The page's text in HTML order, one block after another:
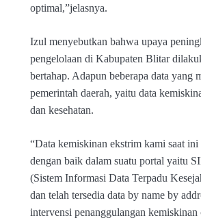
optimal,”jelasnya.
Izul menyebutkan bahwa upaya
pengelolaan di Kabupaten Blitar
bertahap. Adapun beberapa data yang
pemerintah daerah, yaitu data
dan kesehatan.
“Data kemiskinan ekstrim kami saat
dengan baik dalam suatu portal yaitu
(Sistem Informasi Data Terpadu
dan telah tersedia data by name by
intervensi penanggulangan kemiskinan